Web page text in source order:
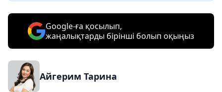
Google-ға қосылып,
жаңалықтарды бірінші болып оқыңыз
Айгерим Тарина